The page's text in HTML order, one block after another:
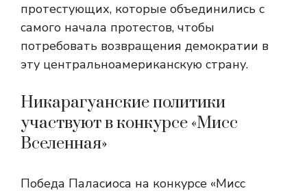
протестующих, которые объединились с
самого начала протестов, чтобы
потребовать возвращения демократии в
эту центральноамериканскую страну.
Никарагуанские политики
участвуют в конкурсе «Мисс
Вселенная»
Победа Паласиоса на конкурсе «Мисс